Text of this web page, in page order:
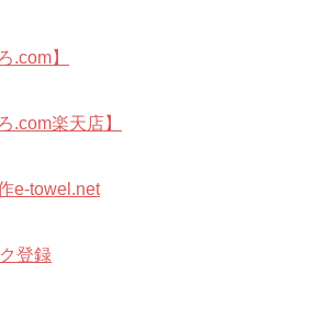
.com】
.com楽天店】
e-towel.net
登録